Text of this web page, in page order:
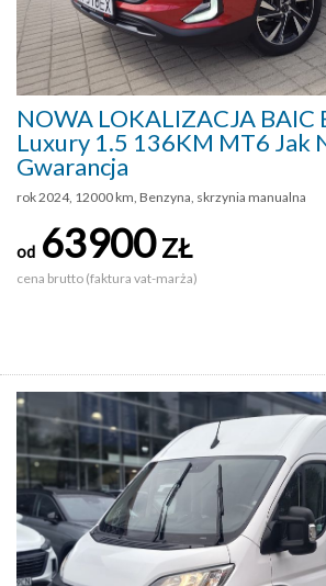
NOWA LOKALIZACJA BAIC
Luxury 1.5 136KM MT6 Jak
Gwarancja
rok 2024, 12000 km, Benzyna, skrzynia manualna
od 63900ZŁ
cena brutto (faktura vat-marża)